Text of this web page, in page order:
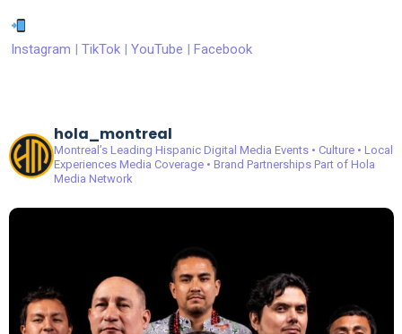
Instagram | TikTok | YouTube | Facebook
hola_montreal
Montreal’s Leading Hispanic Digital Media Events • Culture • Local
ExperiencesMedia Coverage • Brand PartnershipsPart of Hola
Media Network